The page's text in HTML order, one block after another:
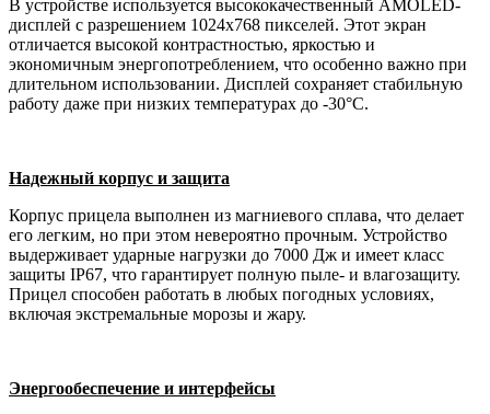
В устройстве используется высококачественный AMOLED-
дисплей с разрешением 1024x768 пикселей. Этот экран
отличается высокой контрастностью, яркостью и
экономичным энергопотреблением, что особенно важно при
длительном использовании. Дисплей сохраняет стабильную
работу даже при низких температурах до -30°C.
Надежный корпус и защита
Корпус прицела выполнен из магниевого сплава, что делает
его легким, но при этом невероятно прочным. Устройство
выдерживает ударные нагрузки до 7000 Дж и имеет класс
защиты IP67, что гарантирует полную пыле- и влагозащиту.
Прицел способен работать в любых погодных условиях,
включая экстремальные морозы и жару.
Энергообеспечение и интерфейсы